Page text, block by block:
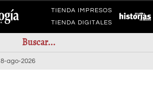
TIENDA IMPRESOS
TIENDA DIGITALES
8-ago-2026